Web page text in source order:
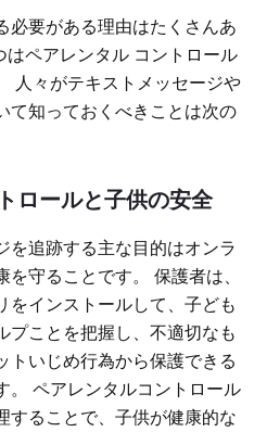
必要がある理由はたくさんあ
はペアレンタル コントロール
人々がテキストメッセージや
て知っておくべきことは次の
ロールと子供の安全
を追跡する主な目的はオンラ
守ることです。 保護者は、
をインストールして、子ども
プことを把握し、不適切なも
トいじめ行為から保護できる
。 ペアレンタルコントロール
することで、子供が健康的な